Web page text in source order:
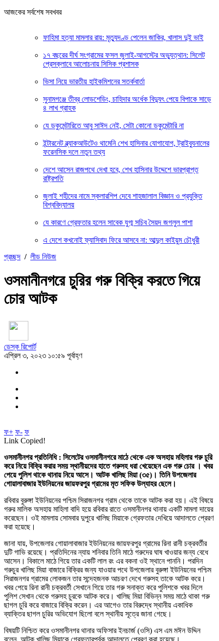
আজকের সর্বশেষ সবখবর
ফাহিমা হত্যা মামলার রায়: মৃত্যুদণ্ড পেলেন জাকির, খালাস দুই ভাই
১৭ বছরের দীর্ঘ সংগ্রামের ফসল জুলাই-আগস্টের অভ্যুত্থান: সিলেট
প্রেসক্লাবে আলোচনায় সিসিক প্রশাসক
ভিসা নিয়ে ভারতীয় হাইকমিশনের সতর্কবার্তা
সুনামগঞ্জে তীব্র লোডশেডিং, চাহিদার অর্ধেক বিদ্যুৎ পেয়ে বিপাকে সাড়ে
৪ লাখ গ্রাহক
যে ডকুমেন্টারিতে আবু সাঈদ নেই, সেটা কোনো ডকুমেন্টারি না
ইন্টারনেট ব্ল্যাকআউটেও থামেনি শেখ হাসিনার যোগাযোগ, ট্রাইব্যুনালের
ফরেনসিক দলে নতুন তথ্য
দেশে আসেন রাজপথে দেখা হবে, শেখ হাসিনার উদ্দেশে ভারপ্রাপ্ত
রাষ্ট্রপতি
জুলাই শহীদের নামে স্কলারশিপ দেবে শাহজালাল বিজ্ঞান ও প্রযুক্তি
বিশ্ববিদ্যালয়
যে কারণে গ্রেফতার হলেন সাবেক যুগ্ম সচিব সৈয়দ জগলুল পাশা
এ দেশে কখনোই ফ্যাসিবাদ ফিরে আসবে না: আব্দুল কাইয়ুম চৌধুরী
প্রচ্ছদ / লীড নিউজ
ওসমানীনগরে চুরির গরু বিক্রি করতে গিয়ে
চোর আটক
ডেস্ক রিপোর্ট
এপ্রিল ৩, ২০২৩ ১০:৫৯ পূর্বাহ্ণ
ফ+ ফ- ফ
Link Copied!
ওসমানীনগর প্রতিনিধি : সিলেটের ওসমানীনগরে মাঠে থেকে এক অসহায় মহিলার গরু চুরি
করে নিয়ে বিক্রি করার সময় স্থানীয়দের হাতে গরুসহ ধরা খেয়েছেন এক গরু চোর । খবর
পেয়ে পুলিশ থাকে থানায় নিয়ে আসে। আটক খালিছ মিয়া (৩৫)। তিনি উপজেলার
গোয়ালাবাজার ইউনিয়নের জায়ফরপুর গ্রামের মৃত সফিক উল্যাহর ছেলে।
রবিবার বুরুঙ্গা ইউনিয়নের পশ্চিম সিরাজনগর গ্রাম থেকে তাকে আটক করা হয়। এই বিষয়ে
গরুর মালিক অসহায় মাহিলা বাদি হয়ে রবিবার রাতে ওসমানীনগর থানায় একটি মামলা দায়ের
করেছেন। ওই মামলায় সোমবার দুপুরে খালিছ মিয়াকে গ্রেফতার দেখিয়ে আদালতে প্রেরণ
করা হয়েছে।
জানা যায়, উপজেলার গোয়ালাবাজার ইউনিয়নের জায়ফরপুর গ্রামের রিনা রানী চক্রবর্তীর
দুটি গাভি রয়েছে। প্রতিদিনের ন্যায় শনিবার তিনি মাঠে গরুদের ঘাষ খাওয়ার জন্য বেধে
আসেন। বিকালে মাঠে গিয়ে তার একটি লাল রং এর বকনা ওই স্থানে পাননি। পরদিন
গরুচুর খালিছ মিয়া বাজারে বিক্রির জন্য যাওয়ার পথে উপজেলার বুরুঙ্গা ইউনিয়নের পশ্চিম
সিরাজনগর গ্রামের লোকজন তার সন্দেহজনক আচরণ দেখে গরুসহ তাকে আটক করে।
খবর পেয়ে রিনা রানী চক্রবর্তী সেখানে গিয়ে তার গরু সনাক্ত করে পুলিশকে খবর দিলে
পুলিশ সেখান থেকে গরুসহ চুরকে আটক করে। খালিছ মিয়া বিভিন্ন সময় মাঠে থাকা গরু
ছাগল চুরি করে বাজারে বিক্রি করেন। এর আগেও তার বিরুদ্ধে স্থানীয় একাধিক
ব্যাক্তির ছাগল চুরির অভিযোগ ছিলো বলে স্থানীয় সূত্রে জানা গেছে।
বিষয়টি নিশ্চিত করে ওসমানীনগর থানার অফিসার ইনচার্জ (ওসি) এস এম মঈন উদ্দিন
বলেন, আটক খালিছ মিয়াকে গ্রেফতারপূর্বক আদালতে প্রেরণ করা হয়েছে।